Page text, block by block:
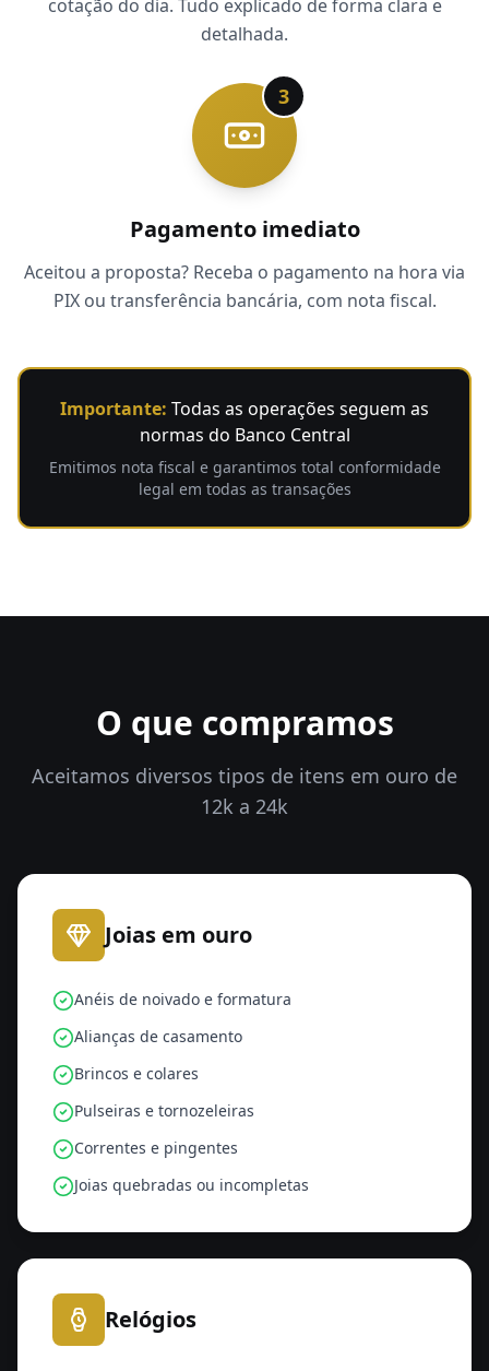
cotação do dia. Tudo explicado de forma clara e
detalhada.
3
Pagamento imediato
Aceitou a proposta? Receba o pagamento na hora via
PIX ou transferência bancária, com nota fiscal.
Importante: Todas as operações seguem as
normas do Banco Central
Emitimos nota fiscal e garantimos total conformidade
legal em todas as transações
O que compramos
Aceitamos diversos tipos de itens em ouro de
12k a 24k
Joias em ouro
Anéis de noivado e formatura
Alianças de casamento
Brincos e colares
Pulseiras e tornozeleiras
Correntes e pingentes
Joias quebradas ou incompletas
Relógios